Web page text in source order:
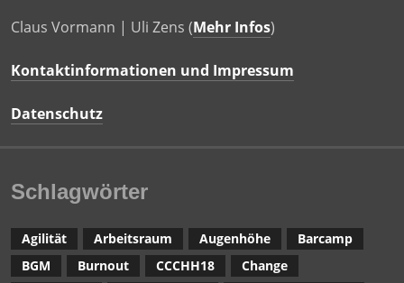
Claus Vormann | Uli Zens (Mehr Infos)
Kontaktinformationen und Impressum
Datenschutz
Schlagwörter
Agilität Arbeitsraum Augenhöhe
Barcamp
BGM
Burnout CCCHH18
Change